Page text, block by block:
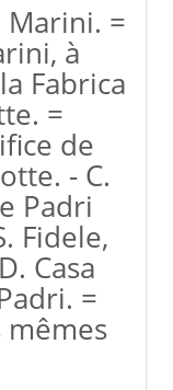
Marini. =
à
Fabrica
=
de
- C.
Padri
Fidele,
Casa
=
mêmes